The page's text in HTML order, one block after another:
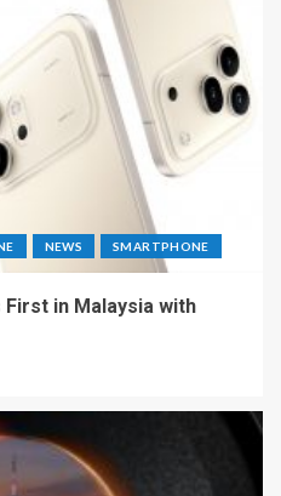
NEWS SMARTPHONE
First in Malaysia with